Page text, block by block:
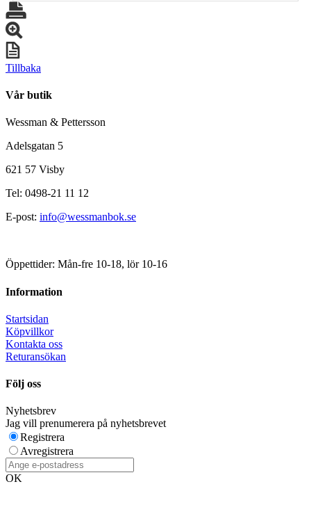
Tillbaka
Vår butik
Wessman & Pettersson
Adelsgatan 5
621 57 Visby
Tel: 0498-21 11 12
E-post: info@wessmanbok.se
Öppettider: Mån-fre 10-18, lör 10-16
Information
Startsidan
Köpvillkor
Kontakta oss
Returansökan
Följ oss
Nyhetsbrev
Jag vill prenumerera på nyhetsbrevet
Registrera
Avregistrera
OK